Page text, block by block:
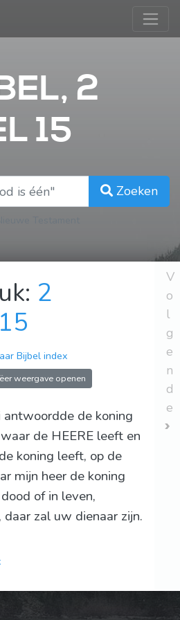
2
15
Zoeken
2
Bijbel index
weergave openen
antwoordde de koning
de HEERE leeft en
koning leeft, op de
mijn heer de koning
of in leven,
daar zal uw dienaar zijn.
V
o
l
g
e
n
d
e